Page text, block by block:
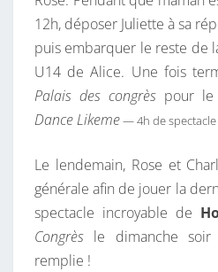
L
O
N
G
D
E
A
N
N
12h, déposer Juliette à sa
puis embarquer le reste de
U14 de Alice. Une fois
Palais des congrès pour le
Dance Likeme— 4h de
Le lendemain, Rose et
générale afin de jouer la
spectacle incroyable de
Congrès le dimanche
remplie !